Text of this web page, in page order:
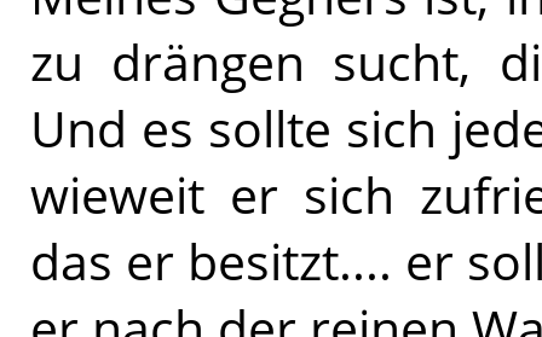
zu drängen sucht,
Und es sollte sich
wieweit er sich
das er besitzt.... er